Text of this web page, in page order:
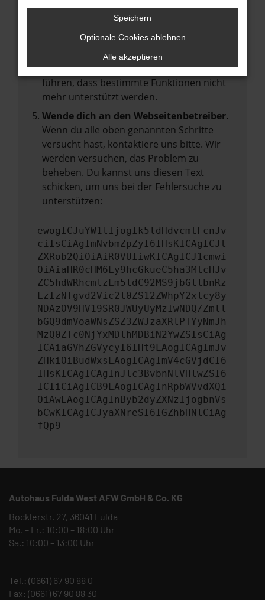
Stelle sicher, dass dein Browser und dein
Betriebssystem auf dem neuesten Stand
Veraltete Software birgt nicht nur ein
Sicherheitsrisiko, sondern kann auch dazu
führen, dass bestimmte Funktionen nicht
mehr unterstützt werden.
Wende dich an den Webseitenbetreiber.
Wenn du alle oben genannten Schritte
versucht hast, kontaktiere uns bitte. Wir
werden versuchen, das Problem zu
beheben. Du kannst uns diesen Text
schicken, um uns bei der Fehlersuche zu
unterstützen:
ewogICJuYW1lIjogIk5ldHdvcmtFcnJv
ciIsCiAgImNvbmZpZyI6IHsKICAgICJt
ZXRob2QiOiAiR0VUIiwKICAgICJ1cmwi
OiAiaHR0cHM6Ly9hcGkueC5ha3MtcHJv
ZC5hdWRhcmlzLm5ldC92MS9jbGllbnRz
LzIzNTgvd2Vic2l0ZS12ZWhpY2xlcy8y
NDAzOV9HV19SR0JWUyUyMzIwNDQ/Zmll
bGQ9dmVoaWNsZSZ3ZWJzaXRlPTYyNmJh
MzQ0ZTc0NjYxMDlhMDBiN2YwZSIsCiAg
ICAiaGVhZGVycyI6IHt9LAogICAgImJv
ZHkiOiBudWxsLAogICAgImV4cGVjdCI6
IHsKICAgICAgInJlc3BvbnNlVHlwZSI6
ICIiCiAgICB9LAogICAgInRpbWVvdXQi
OiAwLAogICAgInByb2dyZXNzIjogbnVs
bCwKICAgICJyaXNreSI6IGZhbHNlCiAg
fQp9
Autohaus Fulda West AFW GmbH & Co. KG
Böcklerstr. 27, 36041 Fulda
Mo. – Fr.: 10:00 – 18:00 Uhr
Sa.: 10:00 – 13:00 Uhr
Tel.: (0661) 67 90 88 0
Fax: (0661) 67 90 88 30
Speichern
Optionale Cookies ablehnen
Alle akzeptieren